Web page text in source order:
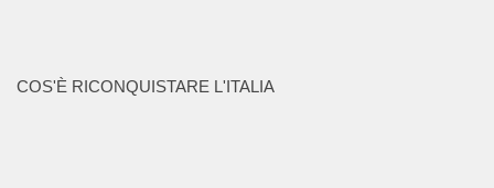
COS'È RICONQUISTARE L'ITALIA